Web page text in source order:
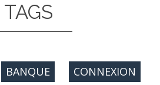
TAGS
BANQUE CONNEXION